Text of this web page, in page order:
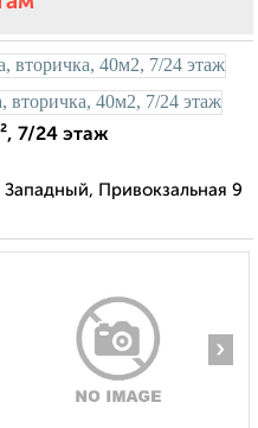
7/24 этаж
Привокзальная 9
›